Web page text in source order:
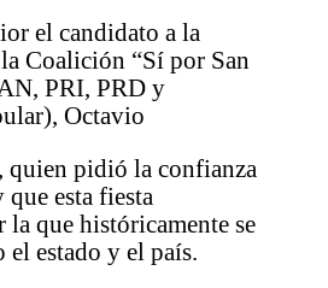
el candidato a la
Coalición “Sí por San
PRI, PRD y
Octavio
quien pidió la confianza
esta fiesta
la que históricamente se
el estado y el país.